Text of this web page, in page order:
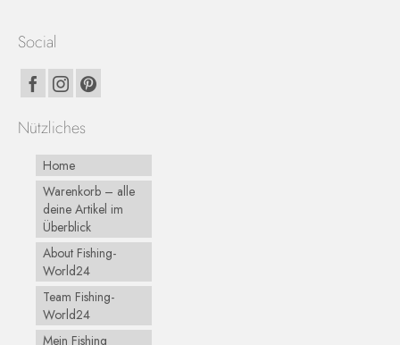
Social
Nützliches
Home
Warenkorb – alle
deine Artikel im
Überblick
About Fishing-
World24
Team Fishing-
World24
Mein Fishing